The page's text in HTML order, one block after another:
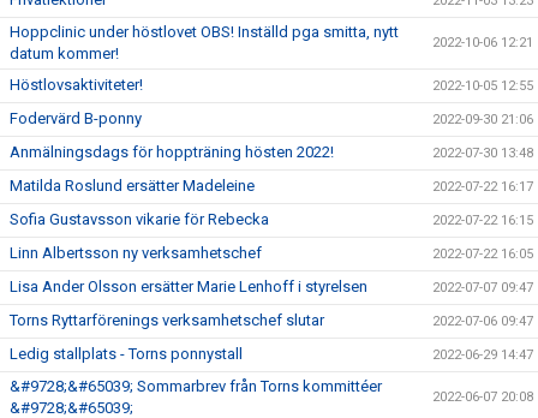
Hoppclinic under höstlovet OBS! Inställd pga smitta, nytt
datum kommer!
2022-10-06 12:21
Höstlovsaktiviteter! 2022-10-05 12:55
Fodervärd B-ponny 2022-09-30 21:06
Anmälningsdags för hoppträning hösten 2022! 2022-07-30 13:48
Matilda Roslund ersätter Madeleine 2022-07-22 16:17
Sofia Gustavsson vikarie för Rebecka 2022-07-22 16:15
Linn Albertsson ny verksamhetschef 2022-07-22 16:05
Lisa Ander Olsson ersätter Marie Lenhoff i styrelsen 2022-07-07 09:47
Torns Ryttarförenings verksamhetschef slutar 2022-07-06 09:47
Ledig stallplats - Torns ponnystall 2022-06-29 14:47
&#9728;&#65039; Sommarbrev från Torns kommittéer
&#9728;&#65039;
2022-06-07 20:08